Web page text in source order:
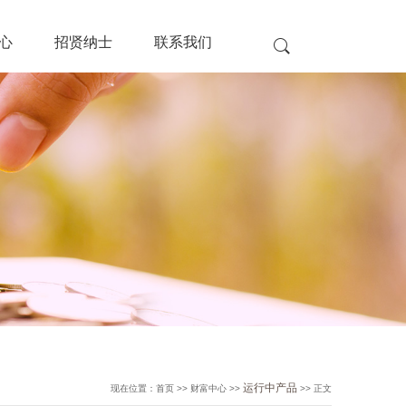
招贤纳士 联系我们
现在位置：首页 >> 财富中心 >> 运行中产品 >> 正文